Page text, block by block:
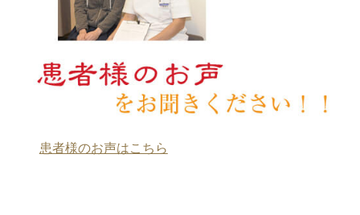
患者様のお声はこちら